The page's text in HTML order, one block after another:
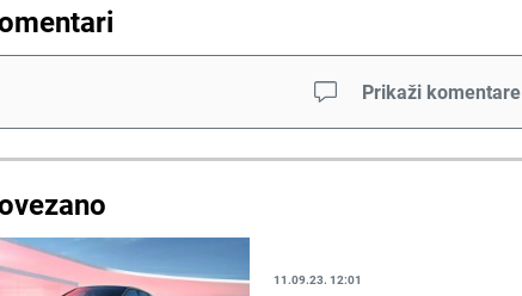
Prikaži komentare
11.09.23. 12:01